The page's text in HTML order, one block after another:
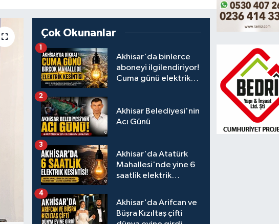
Çok Okunanlar
Akhisar'da binlerce
aboneyi ilgilendiriyor!
Cuma günü elektrik
1
Akhisar Belediyesi'nin
Acı Günü
2
Akhisar'da Atatürk
Mahallesi'nde yine 6
saatlik elektrik
3
Akhisar'da Arifcan ve
Büşra Kızıltaş çifti
4